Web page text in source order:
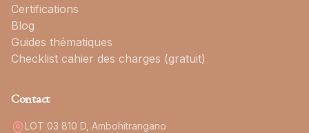
Certifications
Blog
Guides thématiques
Checklist cahier des charges (gratuit)
Contact
LOT 03 810 D, Ambohitrangano